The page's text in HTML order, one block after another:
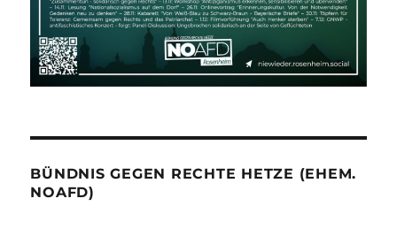
BÜNDNIS GEGEN RECHTE HETZE (EHEM.
NOAFD)